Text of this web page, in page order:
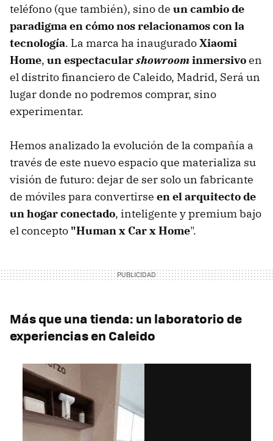
teléfono (que también), sino de un cambio de
paradigma en cómo nos relacionamos con la
tecnología. La marca ha inauguradoXiaomi
Home, un espectacularshowroominmersivoen
el distrito financiero de Caleido, Madrid, Será un
lugar donde no podremos comprar, sino
experimentar.
Hemos analizado la evolución de la compañía a
través de este nuevo espacio que materializa su
visión de futuro: dejar de ser solo un fabricante
de móviles para convertirse en el arquitecto de
un hogar conectado, inteligente y premium bajo
el concepto "Human x Car x Home".
Más que una tienda: un laboratorio de
experiencias en Caleido